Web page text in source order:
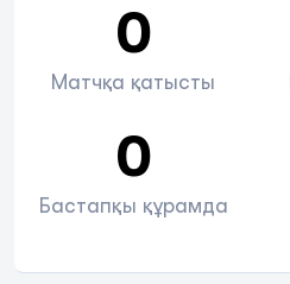
0
Матчқа қатысты
0
Бастапқы құрамда